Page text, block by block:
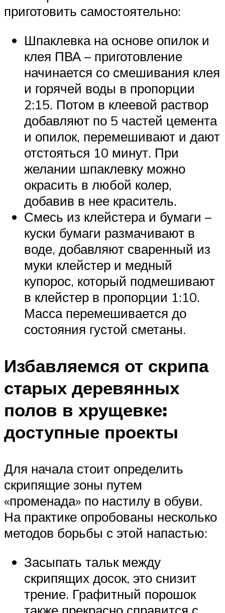
приготовить самостоятельно:
Шпаклевка на основе опилок и
клея ПВА – приготовление
начинается со смешивания клея
и горячей воды в пропорции
2:15. Потом в клеевой раствор
добавляют по 5 частей цемента
и опилок, перемешивают и дают
отстояться 10 минут. При
желании шпаклевку можно
окрасить в любой колер,
добавив в нее краситель.
Смесь из клейстера и бумаги –
куски бумаги размачивают в
воде, добавляют сваренный из
муки клейстер и медный
купорос, который подмешивают
в клейстер в пропорции 1:10.
Масса перемешивается до
состояния густой сметаны.
Избавляемся от скрипа
старых деревянных
полов в хрущевке:
доступные проекты
Для начала стоит определить
скрипящие зоны путем
«променада» по настилу в обуви.
На практике опробованы несколько
методов борьбы с этой напастью:
Засыпать тальк между
скрипящих досок, это снизит
трение. Графитный порошок